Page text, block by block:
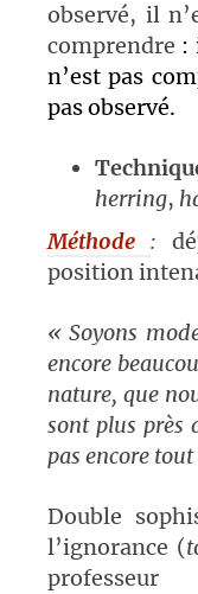
observé, il
comprendre :
n’est pas
pas observé.
herring,
Méthode:
position
« Soyons
encore
nature, que
sont plus près
pas encore
Double
l’ignorance (